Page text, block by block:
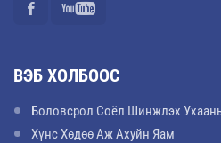
ВЭБ ХОЛБООС
Боловсрол Соёл Шинжлэх
Хүнс Хөдөө Аж Ахуйн Яам